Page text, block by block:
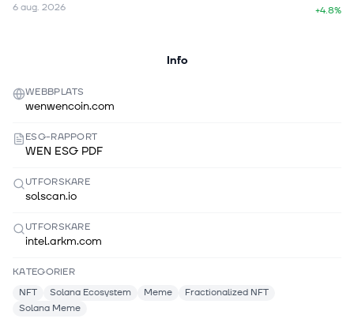
6 aug. 2026
+4.8%
Info
WEBBPLATS
wenwencoin.com
ESG-RAPPORT
WEN ESG PDF
UTFORSKARE
solscan.io
UTFORSKARE
intel.arkm.com
KATEGORIER
NFT
Solana Ecosystem Meme
Fractionalized NFT
Solana Meme